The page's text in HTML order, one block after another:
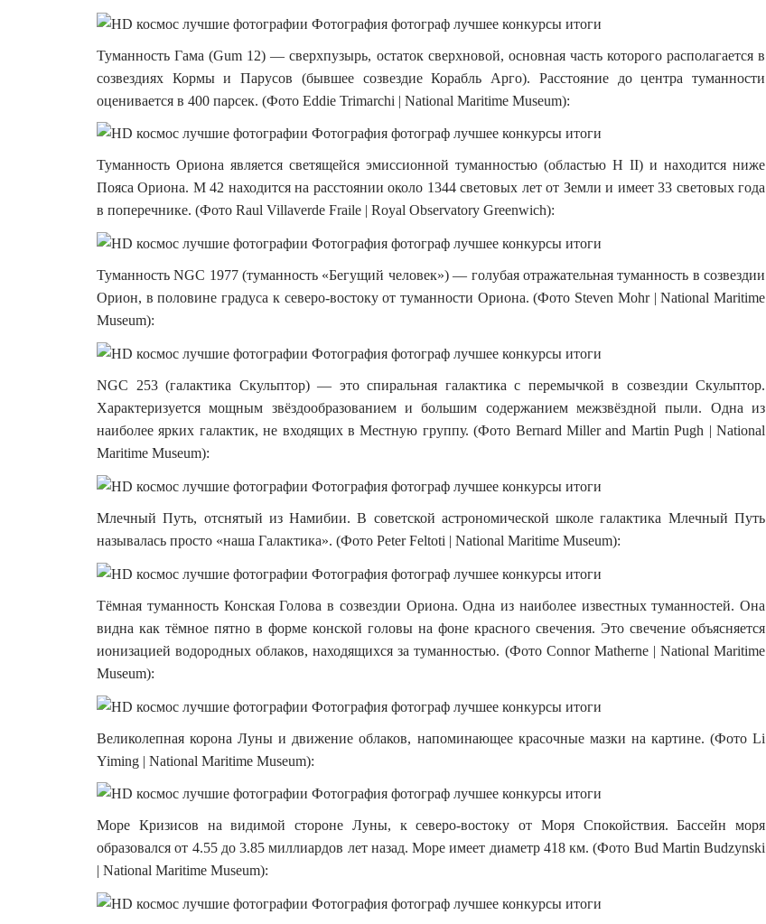
Туманность Гама (Gum 12) — сверхпузырь, остаток сверхновой, основная часть которого располагается в
созвездиях Кормы и Парусов (бывшее созвездие Корабль Арго). Расстояние до центра туманности
оценивается в 400 парсек. (Фото Eddie Trimarchi | National Maritime Museum):
Туманность Ориона является светящейся эмиссионной туманностью (областью H II) и находится ниже
Пояса Ориона. M 42 находится на расстоянии около 1344 световых лет от Земли и имеет 33 световых года
в поперечнике. (Фото Raul Villaverde Fraile | Royal Observatory Greenwich):
Туманность NGC 1977 (туманность «Бегущий человек») — голубая отражательная туманность в созвездии
Орион, в половине градуса к северо-востоку от туманности Ориона. (Фото Steven Mohr | National Maritime
Museum):
NGC 253 (галактика Скульптор) — это спиральная галактика с перемычкой в созвездии Скульптор.
Характеризуется мощным звёздообразованием и большим содержанием межзвёздной пыли. Одна из
наиболее ярких галактик, не входящих в Местную группу. (Фото Bernard Miller and Martin Pugh | National
Maritime Museum):
Млечный Путь, отснятый из Намибии. В советской астрономической школе галактика Млечный Путь
называлась просто «наша Галактика». (Фото Peter Feltoti | National Maritime Museum):
Тёмная туманность Конская Голова в созвездии Ориона. Одна из наиболее известных туманностей. Она
видна как тёмное пятно в форме конской головы на фоне красного свечения. Это свечение объясняется
ионизацией водородных облаков, находящихся за туманностью. (Фото Connor Matherne | National Maritime
Museum):
Великолепная корона Луны и движение облаков, напоминающее красочные мазки на картине. (Фото Li
Yiming | National Maritime Museum):
Море Кризисов на видимой стороне Луны, к северо-востоку от Моря Спокойствия. Бассейн моря
образовался от 4.55 до 3.85 миллиардов лет назад. Море имеет диаметр 418 км. (Фото Bud Martin Budzynski
| National Maritime Museum):